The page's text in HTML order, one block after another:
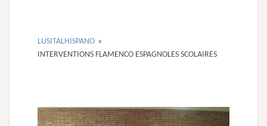
LUSITALHISPANO »
INTERVENTIONS FLAMENCO ESPAGNOLES SCOLAIRES